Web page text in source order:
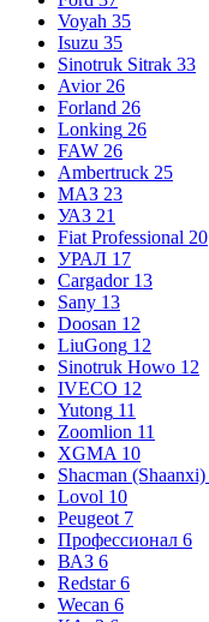
Voyah 35
Isuzu 35
Sinotruk Sitrak 33
Avior 26
Forland 26
Lonking 26
FAW 26
Ambertruck 25
МАЗ 23
УАЗ 21
Fiat Professional 20
УРАЛ 17
Cargador 13
Sany 13
Doosan 12
LiuGong 12
Sinotruk Howo 12
IVECO 12
Yutong 11
Zoomlion 11
XGMA 10
Shacman (Shaanxi)
Lovol 10
Peugeot 7
Профессионал 6
ВАЗ 6
Redstar 6
Wecan 6